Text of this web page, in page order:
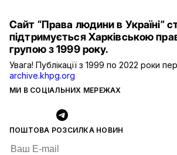
ПОШТОВА РОЗСИЛКА НОВИН
МИ В СОЦІАЛЬНИХ МЕРЕЖАХ
Сайт “Права людини в Україні”
підтримується Харківською
групою з 1999 року.
Увага! Публікації з 1999 по 2022 роки
archive.khpg.org